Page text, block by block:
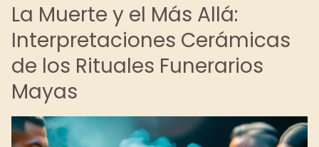
La Muerte y el Más Allá:
Interpretaciones Cerámicas
de los Rituales Funerarios
Mayas